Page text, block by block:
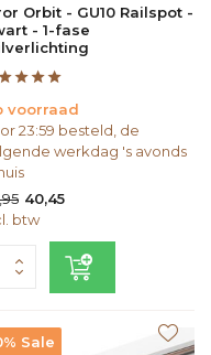
Orbit - GU10 Railspot -
- 1-fase
voorraad
23:59 besteld, de
werkdag 's avonds
40,45
btw
Sale